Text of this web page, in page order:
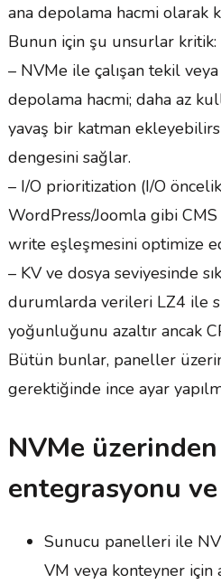
ana depolama hacmi olarak
Bunun için şu unsurlar kritik:
– NVMe ile çalışan tekil
depolama hacmi; daha az
yavaş bir katman
dengesini sağlar.
– I/O prioritization (I/O
WordPress/Joomla gibi
write eşleşmesini optimize
– KV ve dosya seviyesinde
durumlarda verileri LZ4 ile
yoğunluğunu azaltır ancak
Bütün bunlar, paneller
gerektiğinde ince ayar
NVMe
entegrasyonu
Sunucu panelleri ile
VM veya konteyner için